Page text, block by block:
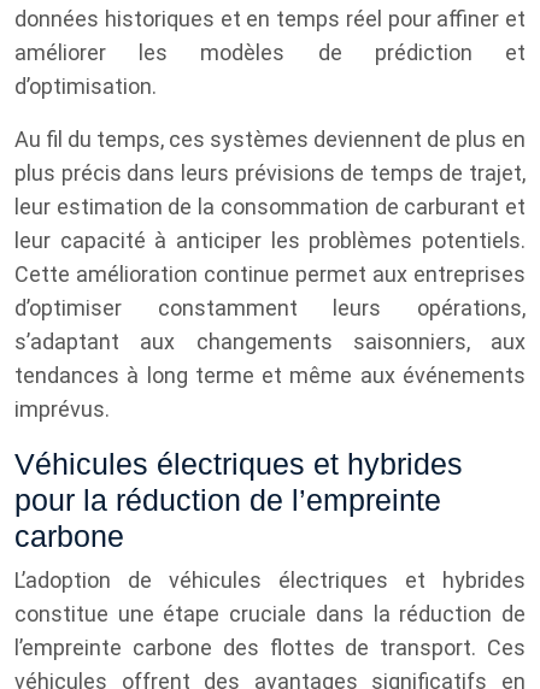
données historiques et en temps réel pour affiner et
améliorer les modèles de prédiction et
d’optimisation.
Au fil du temps, ces systèmes deviennent de plus en
plus précis dans leurs prévisions de temps de trajet,
leur estimation de la consommation de carburant et
leur capacité à anticiper les problèmes potentiels.
Cette amélioration continue permet aux entreprises
d’optimiser constamment leurs opérations,
s’adaptant aux changements saisonniers, aux
tendances à long terme et même aux événements
imprévus.
Véhicules électriques et hybrides
pour la réduction de l’empreinte
carbone
L’adoption de véhicules électriques et hybrides
constitue une étape cruciale dans la réduction de
l’empreinte carbone des flottes de transport. Ces
véhicules offrent des avantages significatifs en